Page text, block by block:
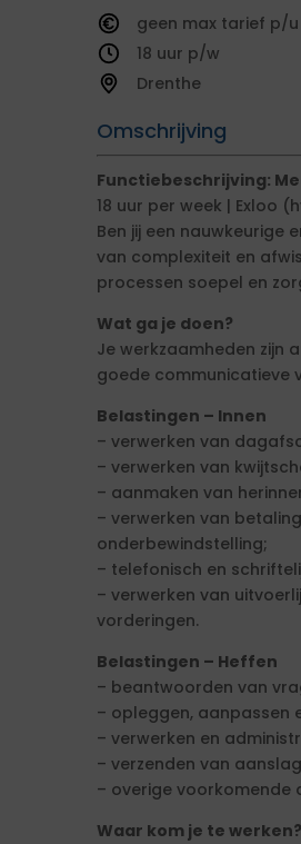
geen
tarief
18
Drenthe
Omschrijving
Functiebeschrijving:
18 uur per week | Exloo
Ben jij een nauwkeurige
van complexiteit en
processen soepel en
Wat ga je doen?
Je werkzaamheden zijn
goede communicatieve
Belastingen – Innen
– verwerken van
– verwerken van
– aanmaken van
– verwerken van
onderbewindstelling;
– telefonisch en
– verwerken van
vorderingen.
Belastingen – Heffen
– beantwoorden van
– opleggen, aanpassen
– verwerken en
– verzenden van
– overige voorkomende
Waar kom je te werken?